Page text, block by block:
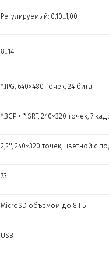
Регулируемый: 0,10...1,00
8...14
*.JPG, 640×480 точек, 24 бита
*.3GP + *.SRT, 240×320 точек, 7
2,2'', 240×320 точек, цветной с
73
MicroSD объемом до 8 ГБ
USB